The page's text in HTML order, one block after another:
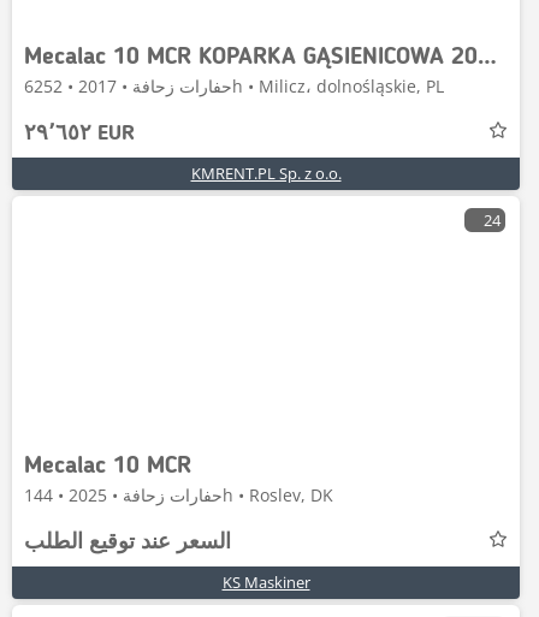
Mecalac 10 MCR KOPARKA GĄSIENICOWA 2017R. | MECALAC 8 MCR
حفارات زحافة • 2017 • 6252h • Milicz، dolnośląskie, PL
٢٩٬٦٥٢ EUR
KMRENT.PL Sp. z o.o.
24
Mecalac 10 MCR
حفارات زحافة • 2025 • 144h • Roslev, DK
السعر عند توقيع الطلب
KS Maskiner